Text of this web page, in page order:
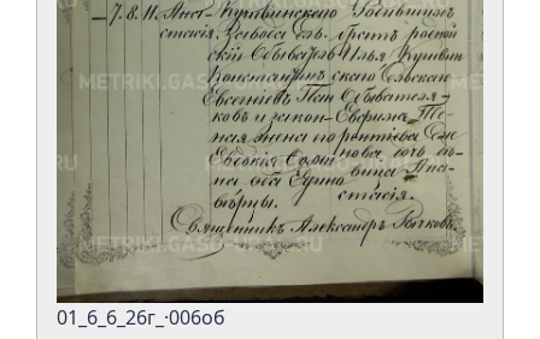
01_6_6_26г_·006об